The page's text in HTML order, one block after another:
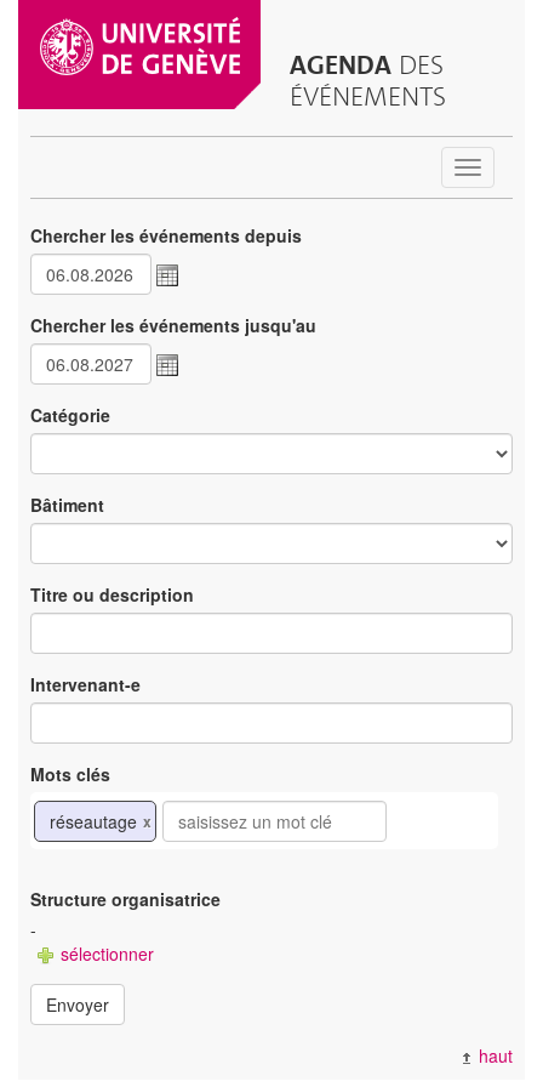
AGENDA DES
ÉVÉNEMENTS
Toggle
Chercher les événements depuis
Chercher les événements jusqu'au
Catégorie
Bâtiment
Titre ou description
Intervenant-e
Mots clés
réseautage x
Structure organisatrice
-
sélectionner
Envoyer
haut